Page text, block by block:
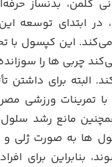
در ابتدای
این کپسول با
چربی ها را
البته برای داشتن
با تمرینات ورزشی
مانع رشد
ها به صورت ژلی و
بنابراین برای